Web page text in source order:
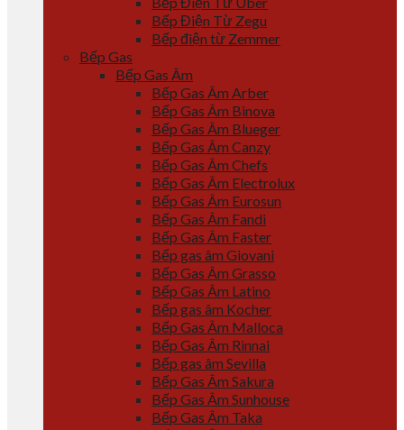
Bếp Điện Từ Zegu
Bếp điện từ Zemmer
Bếp Gas
Bếp Gas Âm
Bếp Gas Âm Arber
Bếp Gas Âm Binova
Bếp Gas Âm Blueger
Bếp Gas Âm Canzy
Bếp Gas Âm Chefs
Bếp Gas Âm Electrolux
Bếp Gas Âm Eurosun
Bếp Gas Âm Fandi
Bếp Gas Âm Faster
Bếp gas âm Giovani
Bếp Gas Âm Grasso
Bếp Gas Âm Latino
Bếp gas âm Kocher
Bếp Gas Âm Malloca
Bếp Gas Âm Rinnai
Bếp gas âm Sevilla
Bếp Gas Âm Sakura
Bếp Gas Âm Sunhouse
Bếp Gas Âm Taka